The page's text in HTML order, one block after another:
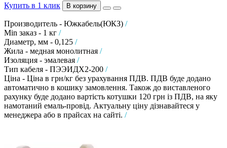
Купить в 1 клик В корзину
Производитель - Южкабель(ЮКЗ) /
Min заказ - 1 кг /
Диаметр, мм - 0,125 /
Жила - медная монолитная /
Изоляция - эмалевая /
Тип кабеля - ПЭЭИДХ2-200 /
Ціна - Ціна в грн/кг без урахування ПДВ. ПДВ буде додано
автоматично в кошику замовлення. Також до виставленого
рахунку буде додано вартість котушки 120 грн із ПДВ, на яку
намотаний емаль-провід. Актуальну ціну дізнавайтеся у
менеджера або в прайсах на сайті. /